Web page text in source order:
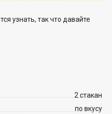
узнать, так что давайте
2 стакан
по вкусу